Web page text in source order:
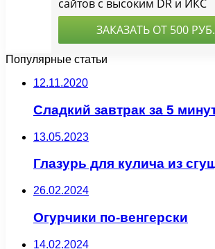
Популярные статьи
12.11.2020
Сладкий завтрак за 5
13.05.2023
Глазурь для кулича из
26.02.2024
Огурчики по-венгерски
14.02.2024